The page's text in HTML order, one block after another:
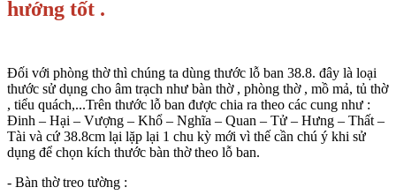
hướng tốt .
Đối với phòng thờ thì chúng ta dùng thước lỗ ban 38.8. đây là loại
thước sử dụng cho âm trạch như bàn thờ , phòng thờ , mồ mả, tủ thờ
, tiểu quách,...Trên thước lỗ ban được chia ra theo các cung như :
Đinh – Hại – Vượng – Khổ – Nghĩa – Quan – Tử – Hưng – Thất –
Tài và cứ 38.8cm lại lặp lại 1 chu kỳ mới vì thế cần chú ý khi sử
dụng để chọn kích thước bàn thờ theo lỗ ban.
- Bàn thờ treo tường :